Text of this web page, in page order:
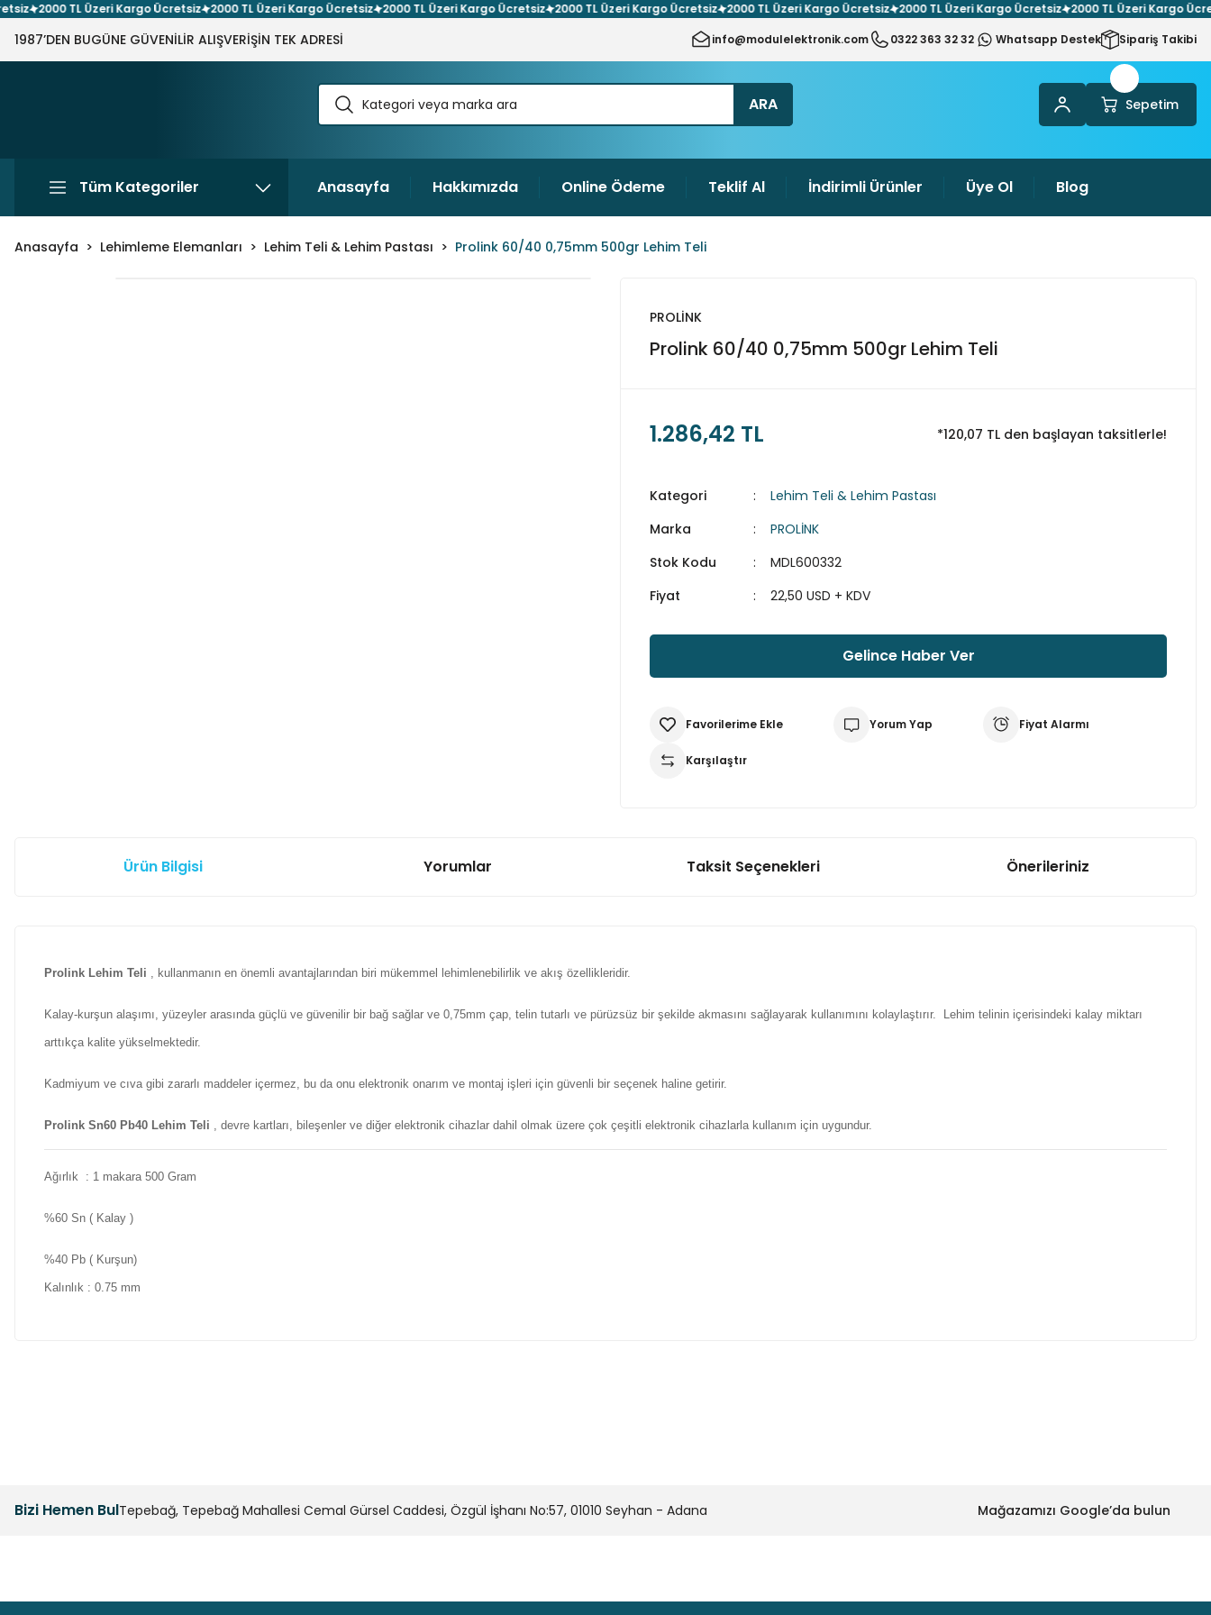
2000 TL Üzeri Kargo Ücretsiz 2000 TL Üzeri Kargo Ücretsiz 2000 TL Üzeri Kargo Ücretsiz 2000 TL Üzeri Kargo Ücretsiz 2000 TL Üzeri Kargo Ücretsiz 2000 TL Üzeri Kargo Ücretsiz 2000 TL Üzeri Kargo
1987’DEN BUGÜNE GÜVENİLİR ALIŞVERİŞİN TEK ADRESİ info@modulelektronik.com 0322 363 32 32 Whatsapp Destek Sipariş Takibi
ARA Sepetim
Tüm Kategoriler Anasayfa Hakkımızda Online Ödeme Teklif Al İndirimli Ürünler Üye Ol Blog
Anasayfa Lehimleme Elemanları Lehim Teli & Lehim Pastası Prolink 60/40 0,75mm 500gr Lehim Teli
PROLİNK
Prolink 60/40 0,75mm 500gr Lehim Teli
1.286,42 TL *120,07 TL den başlayan taksitlerle!
Kategori
Lehim Teli & Lehim Pastası
Marka
PROLİNK
Stok Kodu
MDL600332
Fiyat
22,50 USD + KDV
Gelince Haber Ver
Yorum Yap Fiyat Alarmı
Karşılaştır
Ürün Bilgisi Yorumlar Taksit Seçenekleri Önerileriniz
Prolink Lehim Teli , kullanmanın en önemli avantajlarından biri mükemmel lehimlenebilirlik ve akış özellikleridir.
Kalay-kurşun alaşımı, yüzeyler arasında güçlü ve güvenilir bir bağ sağlar ve 0,75mm çap, telin tutarlı ve pürüzsüz bir şekilde akmasını sağlayarak kullanımını kolaylaştırır. Lehim telinin içerisindeki kalay miktarı
arttıkça kalite yükselmektedir.
Kadmiyum ve cıva gibi zararlı maddeler içermez, bu da onu elektronik onarım ve montaj işleri için güvenli bir seçenek haline getirir.
Prolink Sn60 Pb40 Lehim Teli , devre kartları, bileşenler ve diğer elektronik cihazlar dahil olmak üzere çok çeşitli elektronik cihazlarla kullanım için uygundur.
Ağırlık : 1 makara 500 Gram
%60 Sn ( Kalay )
%40 Pb ( Kurşun)
Kalınlık : 0.75 mm
Ürün bilgilerinde hatalar bulunuyor.
Bizi Hemen BulTepebağ, Tepebağ Mahallesi Cemal Gürsel Caddesi, Özgül İşhanı No:57, 01010 Seyhan - Adana Mağazamızı Google’da bulun